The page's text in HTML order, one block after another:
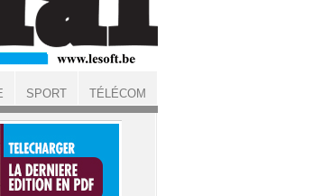
SPORT TÉLÉCOM